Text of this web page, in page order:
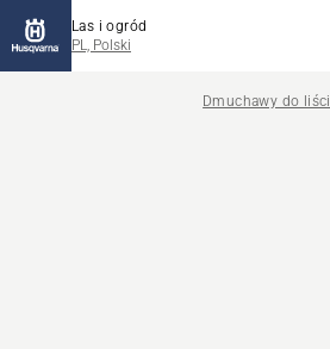
Las i ogród
PL, Polski
Dmuchawy do liści